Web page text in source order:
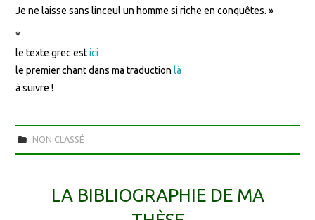
Je ne laisse sans linceul un homme si riche en conquêtes. »
*
le texte grec estici
le premier chant dans ma traductionlà
à suivre !
NON CLASSÉ
LA BIBLIOGRAPHIE DE MA